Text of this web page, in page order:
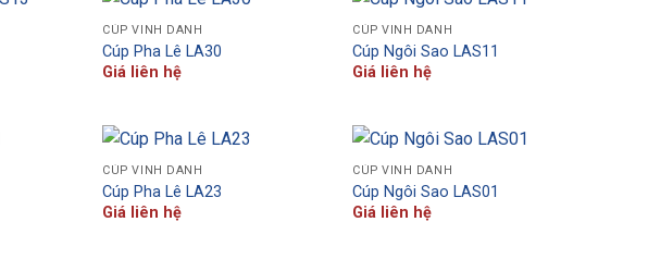
CÚP VINH DANH
Cúp Pha Lê LA30
Giá liên hệ
CÚP VINH DANH
Cúp Ngôi Sao LAS11
Giá liên hệ
CÚP VINH DANH
Cúp Pha Lê LA23
Giá liên hệ
CÚP VINH DANH
Cúp Ngôi Sao LAS01
Giá liên hệ